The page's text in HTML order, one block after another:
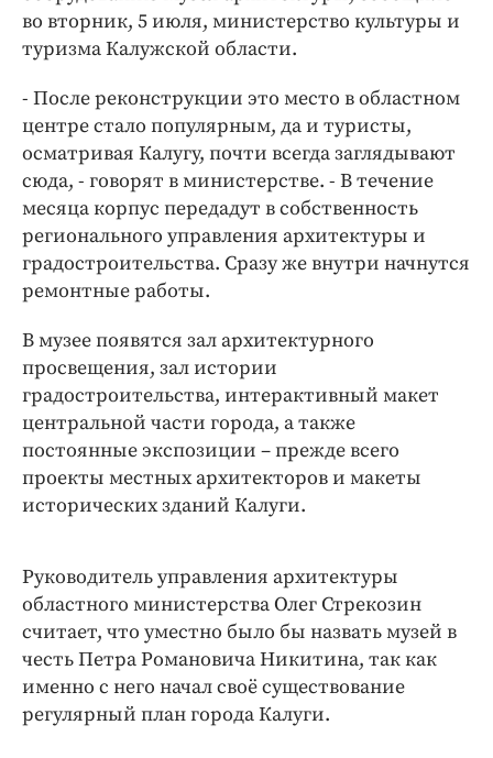
Интересное чтиво
Клиника года
Работодатель года
во вторник, 5 июля, министерство культуры и
туризма Калужской области.
- После реконструкции это место в областном
центре стало популярным, да и туристы,
осматривая Калугу, почти всегда заглядывают
сюда, - говорят в министерстве. - В течение
месяца корпус передадут в собственность
регионального управления архитектуры и
градостроительства. Сразу же внутри начнутся
ремонтные работы.
В музее появятся зал архитектурного
просвещения, зал истории
градостроительства, интерактивный макет
центральной части города, а также
постоянные экспозиции – прежде всего
проекты местных архитекторов и макеты
исторических зданий Калуги.
Руководитель управления архитектуры
областного министерства Олег Стрекозин
считает, что уместно было бы назвать музей в
честь Петра Романовича Никитина, так как
именно с него начал своё существование
регулярный план города Калуги.